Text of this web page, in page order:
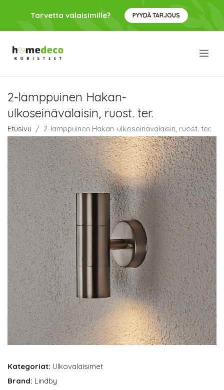
Tarvetta valaisimille? PYYDÄ TARJOUS
2-lamppuinen Hakan-
ulkoseinävalaisin, ruost. ter.
Etusivu 2-lamppuinen Hakan-ulkoseinävalaisin, ruost. ter.
Kategoriat: Ulkovalaisimet
Brand: Lindby